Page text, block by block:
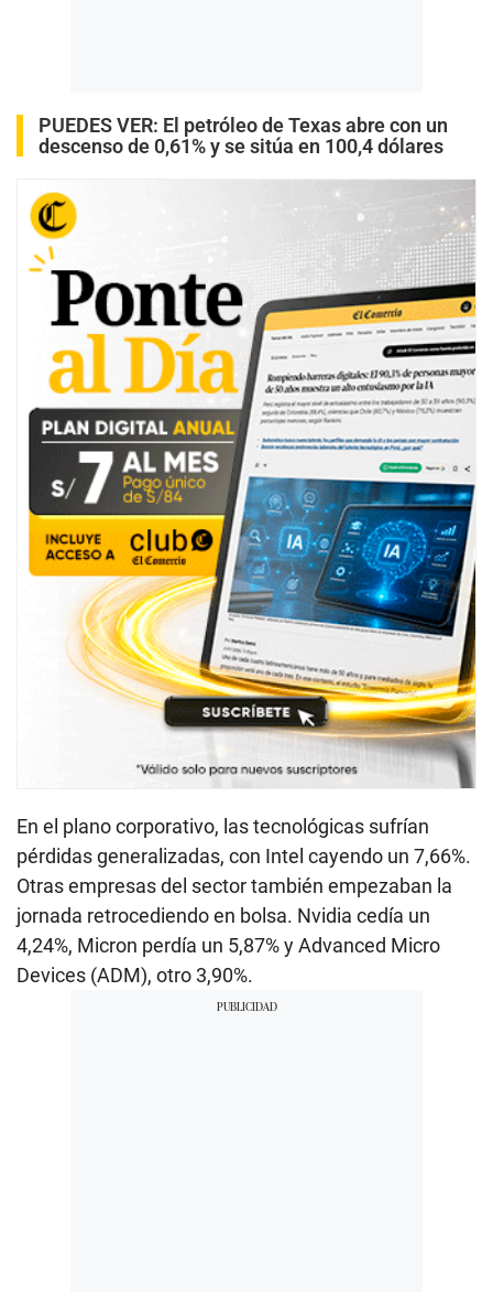
PUEDES VER: El petróleo de Texas abre con un
descenso de 0,61% y se sitúa en 100,4 dólares
En el plano corporativo, las tecnológicas sufrían
pérdidas generalizadas, con Intel cayendo un 7,66%.
Otras empresas del sector también empezaban la
jornada retrocediendo en bolsa. Nvidia cedía un
4,24%, Micron perdía un 5,87% y Advanced Micro
Devices (ADM), otro 3,90%.